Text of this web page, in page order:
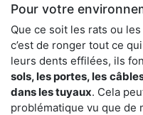
Pour votre
Que ce soit les rats ou
c’est de ronger tout ce
leurs dents effilées, ils
sols, les portes, les
dans les tuyaux. Cela
problématique vu que de